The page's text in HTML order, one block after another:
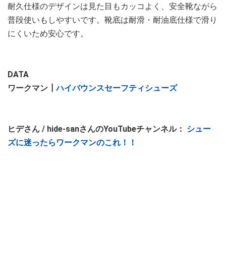
耐久仕様のデザインは見た目もカッコよく、安全靴ながら
普段使いもしやすいです。靴底は耐滑・耐油底仕様で滑り
にくいため安心です。
DATA
ワークマン┃ハイバウンスセーフティシューズ
ヒデさん / hide-sanさんのYouTubeチャンネル： シュー
ズに迷ったらワークマンのこれ！！